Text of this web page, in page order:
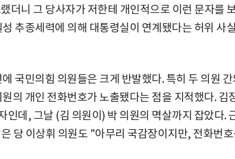
더니 그 당사자가 저한테 개인적으로 이런 문자를
추종세력에 의해 대통령실이 연계됐다는 허위 사
국민의힘 의원들은 크게 반발했다. 특히 두 의원
의 개인 전화번호가 노출됐다는 점을 지적했다. 김
인데, 그날 (김 의원이) 박 의원의 멱살까지 잡았다.
당 이상휘 의원도 "아무리 국감장이지만, 전화번